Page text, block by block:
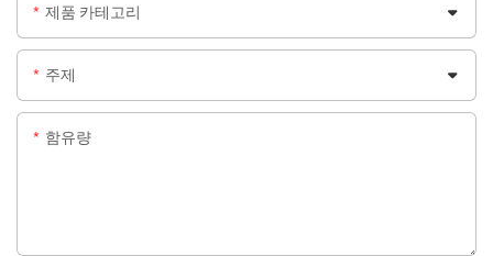
제품 카테고리
주제
함유량